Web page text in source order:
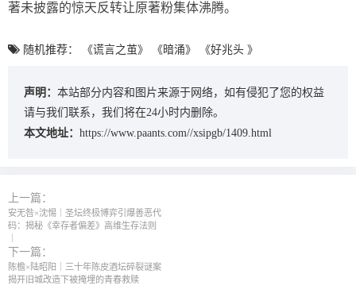
著未披露的惊天反转让原著粉集体沸腾。
随机推荐： 《谎言之茧》 《暗涌》 《好兆头 》
声明： 本站部分内容和图片来源于网络，如有侵犯了您的权益
请与我们联系，我们将在24小时内删除。
本文地址： https://www.paants.com//xsipgb/1409.html
上一篇：
安无咎×沈惕｜圣坛终极博弈引爆善恶代
码：揭秘《幸存者偏差》高维生存法则
下一篇：
陈檐×陆昭阳｜三十年陈皮酒坛碎裂谜案
揭开旧城改造下被掩埋的青春救赎